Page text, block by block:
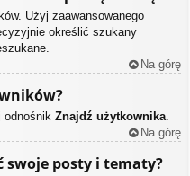
Użyj zaawansowanego
określić szukany
Na górę
odnośnik Znajdź użytkownika
Na górę
swoje posty i tematy?